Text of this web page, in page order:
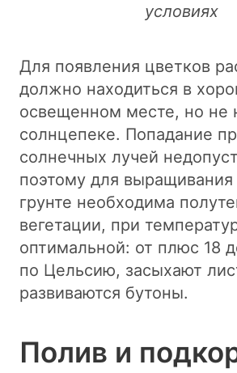
условиях
Для появления цветков
должно находиться в
освещенном месте, но не
солнцепеке. Попадание
солнечных лучей
поэтому для
грунте необходима
вегетации, при
оптимальной: от плюс 18
по Цельсию, засыхают
развиваются бутоны.
Полив и